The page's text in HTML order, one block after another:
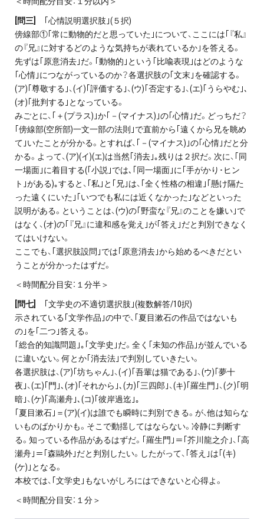
[問三]
｢心情説明選択肢｣(５択)
傍線部①｢常に動物的だと思っていた｣について、ここには｢『私』
の『兄』に対するどのような気持ちが表れているか｣を答える。
先ずは｢原意消去｣だ。｢動物的｣という｢比喩表現｣はどのような
｢心情｣につながっているのか？各選択肢の｢文末｣を確認する。
(ア)｢尊敬する｣、(イ)｢評価する｣、(ウ)｢否定する｣、(エ)｢うらやむ｣､
(オ)｢批判する｣となっている。
みごとに、｢＋(プラス)｣か｢－(マイナス)｣の｢心情｣だ。どっちだ？
｢傍線部(空所部)一文一部の法則｣で直前から｢遠くから兄を眺め
て｣いたことが分かる。とすれば、｢－(マイナス)｣の｢心情｣だと分
かる。よって、(ア)(イ)(エ)は当然｢消去｣｡残りは２択だ。次に、｢同
一場面｣に着目する(｢小説｣では､｢同一場面｣に｢手がかり･ヒン
ト｣がある)｡すると、｢私｣と｢兄｣は、｢全く性格の相違｣｢懸け隔た
った遠くにいた｣｢いつでも私には近くなかった｣などといった
説明がある。ということは、(ウ)の｢野蛮な『兄』のことを嫌い｣で
はなく、(オ)の｢『兄』に違和感を覚え｣が｢答え｣だと判別できなく
てはいけない。
ここでも、｢選択肢設問｣では｢原意消去｣から始めるべきだとい
うことが分かったはずだ。
＜時間配分目安：１分半＞
[問七]
｢文学史の不適切選択肢｣(複数解答/10択)
示されている｢文学作品｣の中で、｢夏目漱石の作品ではないも
の｣を｢二つ｣答える。
｢総合的知識問題｣｡｢文学史｣だ。全く｢未知の作品｣が並んでいる
に違いない。何とか｢消去法｣で判別していきたい。
各選択肢は、(ア)｢坊ちゃん｣、(イ)｢吾輩は猫である｣、(ウ)｢夢十
夜｣、(エ)｢門｣､(オ)｢それから｣､(カ)｢三四郎｣、(キ)｢羅生門｣、(ク)｢明
暗｣、(ケ)｢高瀬舟｣､(コ)｢彼岸過迄｣｡
｢夏目漱石｣＝(ア)(イ)は誰でも瞬時に判別できる。が、他は知らな
いものばかりかも。そこで動揺してはならない。冷静に判断す
る。知っている作品があるはずだ。｢羅生門｣＝｢芥川龍之介｣、｢高
瀬舟｣＝｢森鷗外｣だと判別したい。したがって、｢答え｣は｢(キ)
(ケ)｣となる。
本校では、｢文学史｣もないがしろにはできないと心得よ。
＜時間配分目安：１分＞